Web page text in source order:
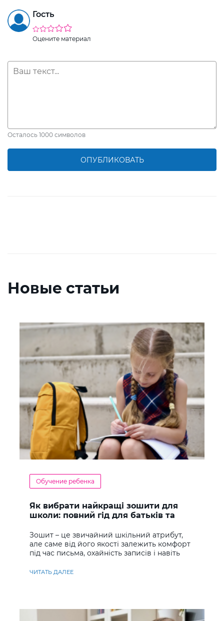
Гость
Оцените материал
Осталось 1000 символов
ОПУБЛИКОВАТЬ
Новые статьи
Обучение ребенка
Як вибрати найкращі зошити для
школи: повний гід для батьків та
Зошит – це звичайний шкільний атрибут,
але саме від його якості залежить комфорт
під час письма, охайність записів і навіть
ЧИТАТЬ ДАЛЕЕ